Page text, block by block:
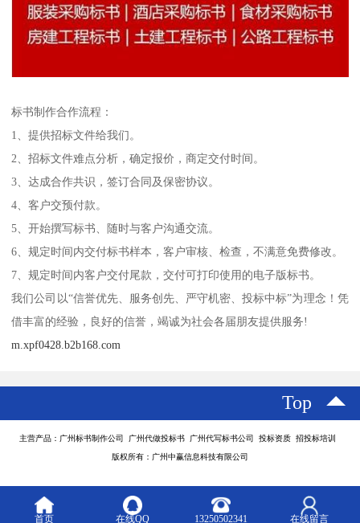
标书制作合作流程：
1、提供招标文件给我们。
2、招标文件难点分析，确定报价，商定交付时间。
3、达成合作共识，签订合同及保密协议。
4、客户交预付款。
5、开始撰写标书、随时与客户沟通交流。
6、规定时间内交付标书样本，客户审核、检查，不满意免费修改。
7、规定时间内客户交付尾款，交付可打印使用的电子版标书。
我们公司以“信誉优先、服务创先、严守机密、投标中标”为理念！凭
借丰富的经验，良好的信誉，竭诚为社会各届朋友提供服务!
m.xpf0428.b2b168.com
Top
主营产品：广州标书制作公司 广州代做投标书 广州代写标书公司 投标资质 招投标培训
版权所有：广州中赢信息科技有限公司
首页 在线QQ 13250502341 在线留言